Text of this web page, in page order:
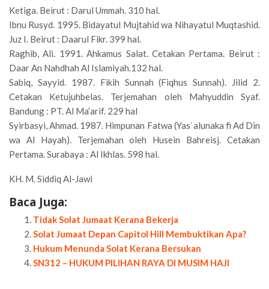
Ketiga. Beirut : Darul Ummah. 310 hal.
Ibnu Rusyd. 1995. Bidayatul Mujtahid wa Nihayatul Muqtashid.
Juz I. Beirut : Daarul Fikr. 399 hal.
Raghib, Ali. 1991. Ahkamus Salat. Cetakan Pertama. Beirut :
Daar An Nahdhah Al Islamiyah.132 hal.
Sabiq, Sayyid. 1987. Fikih Sunnah (Fiqhus Sunnah). Jilid 2.
Cetakan Ketujuhbelas. Terjemahan oleh Mahyuddin Syaf.
Bandung : PT. Al Ma’arif. 229 hal
Syirbasyi, Ahmad. 1987. Himpunan Fatwa (Yas`alunaka fi Ad Din
wa Al Hayah). Terjemahan oleh Husein Bahreisj. Cetakan
Pertama. Surabaya : Al Ikhlas. 598 hal.
KH. M. Siddiq Al-Jawi
Baca Juga:
Tidak Solat Jumaat Kerana Bekerja
Solat Jumaat Depan Capitol Hill Membuktikan Apa?
Hukum Menunda Solat Kerana Bersukan
SN312 – HUKUM PILIHAN RAYA DI MUSIM HAJI